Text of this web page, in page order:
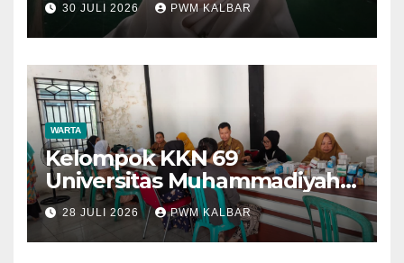
30 JULI 2026 PWM KALBAR
WARTA
Kelompok KKN 69
Universitas Muhammadiyah
Pontianak Dibagi Dua Tim,
Cat Bangunan dan Dampingi
Pelayanan Posyandu Lansia
28 JULI 2026 PWM KALBAR